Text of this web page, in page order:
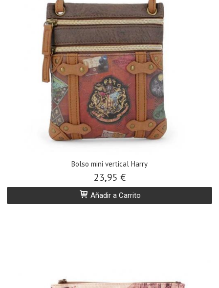
Bolso mini vertical Harry
23,95 €
Añadir a Carrito